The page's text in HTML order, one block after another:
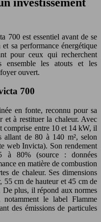
700 est essentiel avant de se
sa performance énergétique
pour ceux qui recherchent
ensemble les atouts et les
ouvert.
700
en fonte, reconnu pour sa
et à restituer la chaleur. Avec
comprise entre 10 et 14 kW, il
allant de 80 à 140 m², selon
web Invicta). Son rendement
à 80% (source : données
en matière de combustion
de chaleur. Ses dimensions
55 cm de hauteur et 45 cm de
plus, il répond aux normes
notamment le label Flamme
des émissions de particules